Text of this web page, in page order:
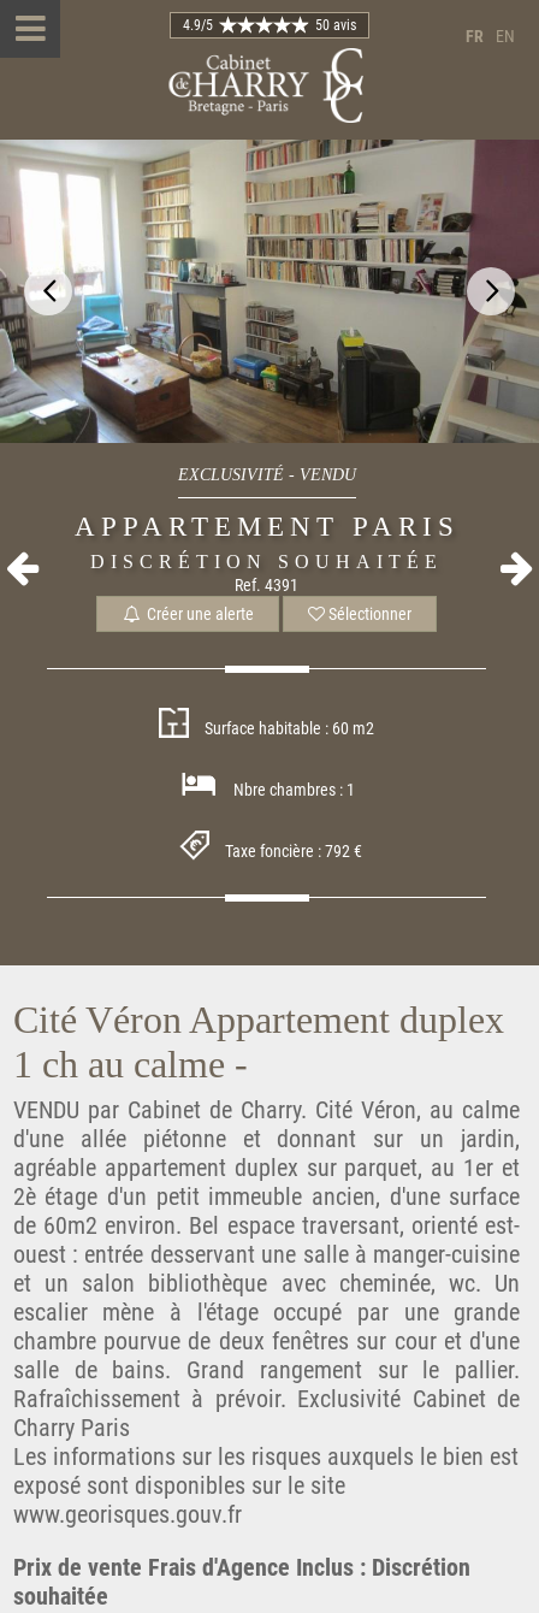
FR EN
4.9/5 50 avis
EXCLUSIVITÉ- VENDU
APPARTEMENT PARIS
DISCRÉTION SOUHAITÉE
Ref. 4391
Créer une alerte Sélectionner
Surface habitable : 60 m2
Nbre chambres : 1
Taxe foncière : 792 €
Cité Véron Appartement duplex
1 ch au calme -
VENDU par Cabinet de Charry. Cité Véron, au calme
d'une allée piétonne et donnant sur un jardin,
agréable appartement duplex sur parquet, au 1er et
2è étage d'un petit immeuble ancien, d'une surface
de 60m2 environ. Bel espace traversant, orienté est-
ouest : entrée desservant une salle à manger-cuisine
et un salon bibliothèque avec cheminée, wc. Un
escalier mène à l'étage occupé par une grande
chambre pourvue de deux fenêtres sur cour et d'une
salle de bains. Grand rangement sur le pallier.
Rafraîchissement à prévoir. Exclusivité Cabinet de
Charry Paris
Les informations sur les risques auxquels le bien est
exposé sont disponibles sur le site
www.georisques.gouv.fr
Prix de vente Frais d'Agence Inclus : Discrétion
souhaitée